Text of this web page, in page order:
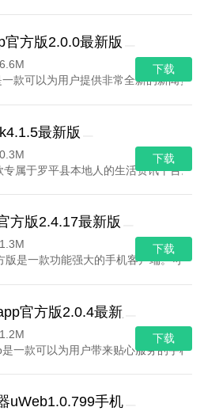
官方版2.0.0最新版
款可以为用户提供非常全新的新闻资
下载
最新版
专属于罗平县本地人的生活资讯平台。
下载
方版2.4.17最新版
版是一款功能强大的手机客户端。可以
下载
官方版2.0.4最新版
一款可以为用户带来贴心服务的手机
下载
uWeb1.0.799手机最新版